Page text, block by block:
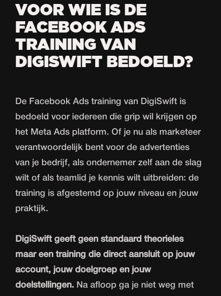
VOOR WIE IS DE
FACEBOOK ADS
TRAINING VAN
DIGISWIFT BEDOELD?
De Facebook Ads training van DigiSwift is
bedoeld voor iedereen die grip wil krijgen op
het Meta Ads platform. Of je nu als marketeer
verantwoordelijk bent voor de advertenties
van je bedrijf, als ondernemer zelf aan de slag
wilt of als teamlid je kennis wilt uitbreiden: de
training is afgestemd op jouw niveau en jouw
praktijk.
DigiSwift geeft geen standaard theorieles
maar een training die direct aansluit op jouw
account, jouw doelgroep en jouw
doelstellingen. Na afloop ga je niet weg met